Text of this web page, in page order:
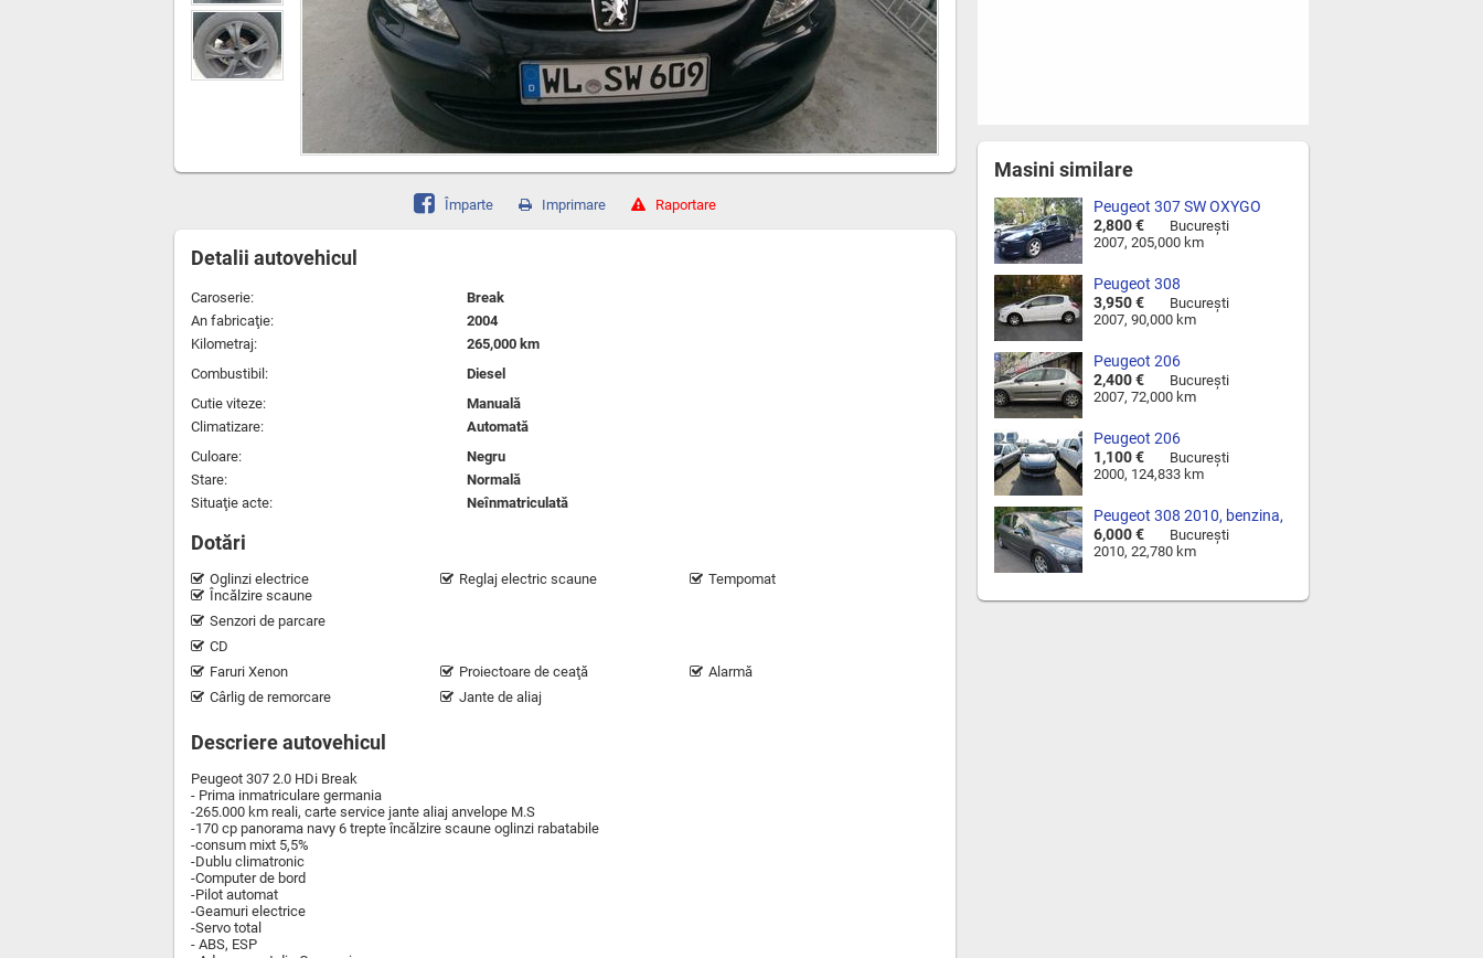
Împarte Imprimare Raportare
Detalii autovehicul
Caroserie:
Break
An fabricaţie:
2004
Kilometraj:
265,000 km
Combustibil:
Diesel
Cutie viteze:
Manuală
Climatizare:
Automată
Culoare:
Negru
Stare:
Normală
Situaţie acte:
Neînmatriculată
Dotări
Oglinzi electrice Reglaj electric scaune
Tempomat
Încălzire scaune
Senzori de parcare
CD
Faruri Xenon
Proiectoare de ceaţă
Alarmă
Cârlig de remorcare
Jante de aliaj
Descriere autovehicul
Peugeot 307 2.0 HDi Break
- Prima inmatriculare germania
-265.000 km reali, carte service jante aliaj anvelope M.S
-170 cp panorama navy 6 trepte încălzire scaune oglinzi rabatabile
-consum mixt 5,5%
-Dublu climatronic
-Computer de bord
-Pilot automat
-Geamuri electrice
-Servo total
- ABS, ESP
Masini similare
Peugeot 307 SW OXYGO
2,800 €
Bucureşti
2007, 205,000 km
Peugeot 308
3,950 €
Bucureşti
2007, 90,000 km
Peugeot 206
2,400 €
Bucureşti
2007, 72,000 km
Peugeot 206
1,100 €
Bucureşti
2000, 124,833 km
Peugeot 308 2010, benzina,
1.6, 125 cp
6,000 €
Bucureşti
2010, 22,780 km